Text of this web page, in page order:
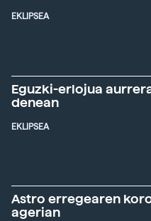
EKLIPSEA
Eguzki-erlojua
denean
EKLIPSEA
Astro erregearen
agerian